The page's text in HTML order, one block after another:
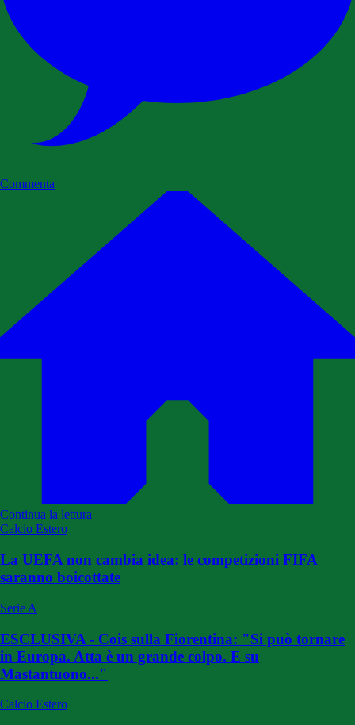
Commenta
Continua la lettura
Calcio Estero
La UEFA non cambia idea: le competizioni FIFA
saranno boicottate
Serie A
ESCLUSIVA - Cois sulla Fiorentina: "Si può tornare
in Europa. Atta è un grande colpo. E su
Mastantuono..."
Calcio Estero